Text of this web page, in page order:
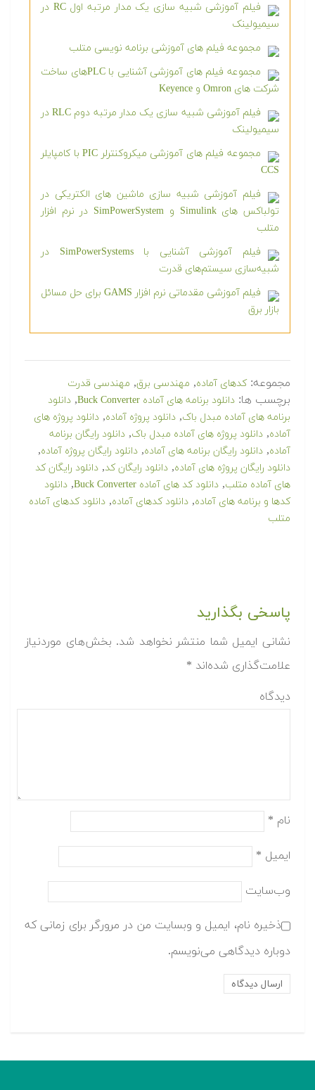
فیلم آموزشی شبیه سازی یک مدار مرتبه اول RC در
سیمیولینک
مجموعه فیلم های آموزشی برنامه نویسی متلب
مجموعه فیلم های آموزشی آشنایی با PLCهای ساخت
شرکت های Omron و Keyence
فیلم آموزشی شبیه سازی یک مدار مرتبه دوم RLC در
سیمیولینک
مجموعه فیلم های آموزشی میکروکنترلر PIC با کامپایلر
CCS
فیلم آموزشی شبیه سازی ماشین های الکتریکی در
تولباکس های Simulink و SimPowerSystem در نرم افزار
متلب
فیلم آموزشی آشنایی با SimPowerSystems در
شبیه‌سازی سیستم‌های قدرت
فیلم آموزشی مقدماتی نرم افزار GAMS برای حل مسائل
بازار برق
مجموعه:کدهای آماده, مهندسی برق, مهندسی قدرت
برچسب ها: دانلود برنامه های آماده Buck Converter , دانلود
برنامه های آماده مبدل باک, دانلود پروژه آماده, دانلود پروژه های
آماده, دانلود پروژه های آماده مبدل باک, دانلود رایگان برنامه
آماده, دانلود رایگان برنامه های آماده, دانلود رایگان پروژه آماده,
دانلود رایگان پروژه های آماده, دانلود رایگان کد, دانلود رایگان کد
های آماده متلب, دانلود کد های آماده Buck Converter , دانلود
کدها و برنامه های آماده, دانلود کدهای آماده, دانلود کدهای آماده
متلب
پاسخی بگذارید
نشانی ایمیل شما منتشر نخواهد شد. بخش‌های موردنیاز
علامت‌گذاری شده‌اند *
دیدگاه
نام *
ایمیل *
وب‌سایت
ذخیره نام، ایمیل و وبسایت من در مرورگر برای زمانی که
دوباره دیدگاهی می‌نویسم.